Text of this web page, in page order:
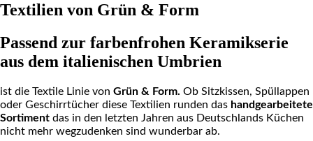
Textilien von Grün & Form
Passend zur farbenfrohen Keramikserie
aus dem italienischen Umbrien
ist die Textile Linie von Grün & Form. Ob Sitzkissen, Spüllappen
oder Geschirrtücher diese Textilien runden das handgearbeitete
Sortiment das in den letzten Jahren aus Deutschlands Küchen
nicht mehr wegzudenken sind wunderbar ab.